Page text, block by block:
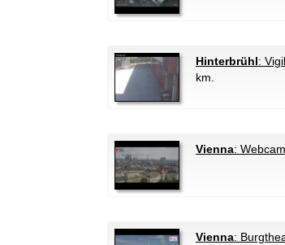
Hinterbrühl:
km.
Vienna:
Vienna: